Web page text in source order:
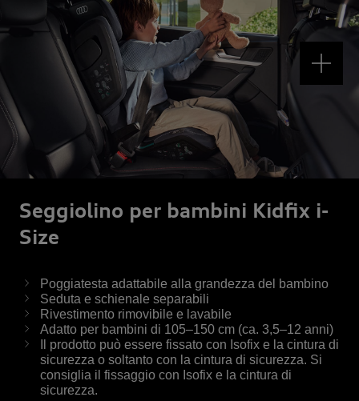
Seggiolino per bambini Kidfix i-
Size
Poggiatesta adattabile alla grandezza del bambino
Seduta e schienale separabili
Rivestimento rimovibile e lavabile
Adatto per bambini di 105–150 cm (ca. 3,5–12 anni)
Il prodotto può essere fissato con Isofix e la cintura di
sicurezza o soltanto con la cintura di sicurezza. Si
consiglia il fissaggio con Isofix e la cintura di
sicurezza.